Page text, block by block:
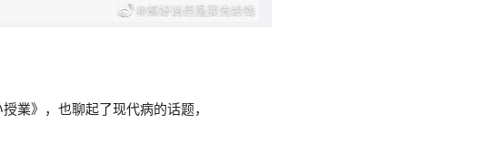
業》，也聊起了现代病的话题，